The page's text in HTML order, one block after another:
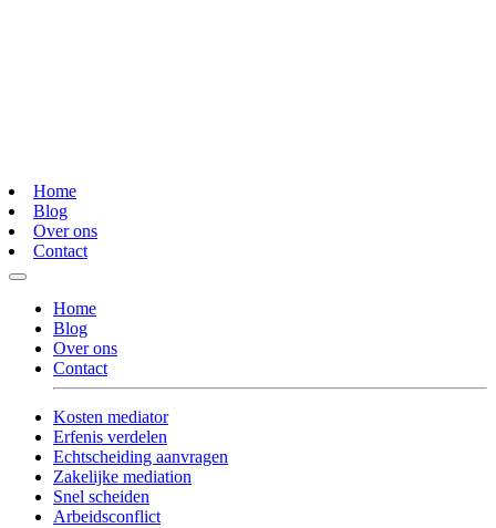
Home
Blog
Over ons
Contact
Home
Blog
Over ons
Contact
Kosten mediator
Erfenis verdelen
Echtscheiding aanvragen
Zakelijke mediation
Snel scheiden
Arbeidsconflict